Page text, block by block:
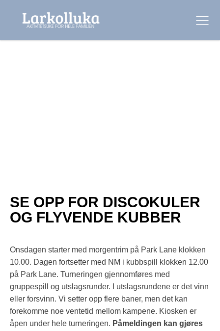
SE OPP FOR DISCOKULER
OG FLYVENDE KUBBER
Onsdagen starter med morgentrim på Park Lane klokken
10.00. Dagen fortsetter med NM i kubbspill klokken 12.00
på Park Lane. Turneringen gjennomføres med
gruppespill og utslagsrunder. I utslagsrundene er det vinn
eller forsvinn. Vi setter opp flere baner, men det kan
forekomme noe ventetid mellom kampene. Kiosken er
åpen under hele turneringen. Påmeldingen kan gjøres